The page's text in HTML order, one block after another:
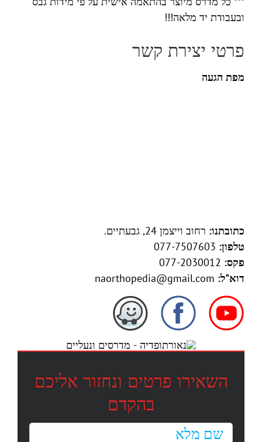
ובעבודת יד מלאה!!!
פרטי יצירת קשר
מפת הגעה
כתובתנו: רחוב וייצמן 24, גבעתיים.
טלפון: 077-7507603
פקס:
דוא"ל:
השאירו פרטים ונחזור אליכם
בהקדם